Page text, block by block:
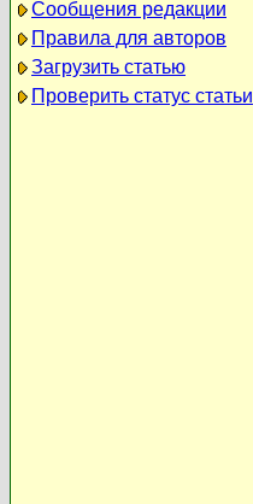
Сообщения редакции
Правила для авторов
Загрузить статью
Проверить статус статьи